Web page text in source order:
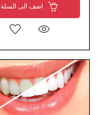
اضف الى السلة